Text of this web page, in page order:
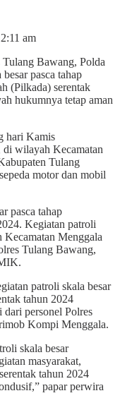
am
Tulang Bawang, Polda
pasca tahap
(Pilkada) serentak
hukumnya tetap aman
hari Kamis
wilayah Kecamatan
Tulang
motor dan mobil
pasca tahap
Kegiatan patroli
Kecamatan Menggala
Tulang Bawang,
patroli skala besar
tahun 2024
dari personel Polres
Kompi Menggala.
skala besar
masyarakat,
tahun 2024
papar perwira